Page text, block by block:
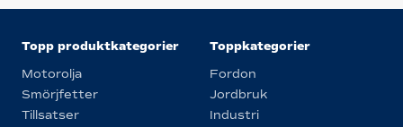
Topp produktkategorier
Motorolja
Smörjfetter
Tillsatser
Toppkategorier
Fordon
Jordbruk
Industri